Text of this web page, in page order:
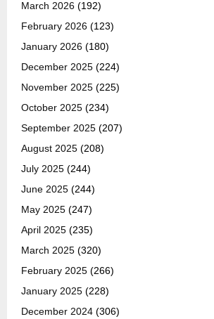
March 2026 (192)
February 2026 (123)
January 2026 (180)
December 2025 (224)
November 2025 (225)
October 2025 (234)
September 2025 (207)
August 2025 (208)
July 2025 (244)
June 2025 (244)
May 2025 (247)
April 2025 (235)
March 2025 (320)
February 2025 (266)
January 2025 (228)
December 2024 (306)